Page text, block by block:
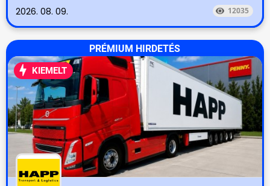
2026. 08. 09. 12035
PRÉMIUM HIRDETÉS
KIEMELT